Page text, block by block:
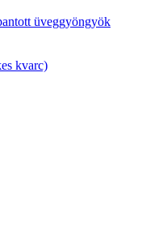
üveggyöngyök
kvarc)